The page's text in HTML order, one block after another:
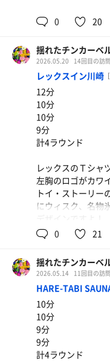
サ室の座板の木が
ひょんなことから
あるあるかな？
楽しかったからま
ベーコンとたまご
生まれて初めて
した。
0 20
揺れたチンカーベ
2026.05.20 14回目の訪問
レックスイン川崎
12分
10分
10分
9分
計4ラウンド
レックスのＴシャ
左胸のロゴがカワ
トイ・ストーリー
にウィスク、名物
0 21
揺れたチンカーベ
2026.05.14 11回目の訪問
HARE-TABI
10分
10分
9分
9分
計4ラウンド